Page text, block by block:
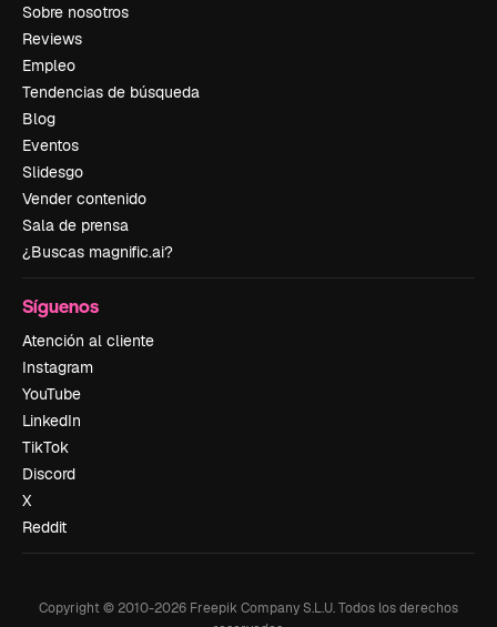
Sobre nosotros
Reviews
Empleo
Tendencias de búsqueda
Blog
Eventos
Slidesgo
Vender contenido
Sala de prensa
¿Buscas magnific.ai?
Síguenos
Atención al cliente
Instagram
YouTube
LinkedIn
TikTok
Discord
X
Reddit
Copyright © 2010-2026 Freepik Company S.L.U.Todos los derechos